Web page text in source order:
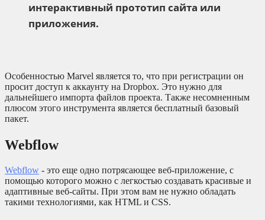
интерактивный прототип сайта или
приложения.
Особенностью Marvel является то, что при регистрации он
просит доступ к аккаунту на Dropbox. Это нужно для
дальнейшего импорта файлов проекта. Также несомненным
плюсом этого инструмента является бесплатный базовый
пакет.
Webflow
Webflow - это еще одно потрясающее веб-приложение, с
помощью которого можно с легкостью создавать красивые и
адаптивные веб-сайты. При этом вам не нужно обладать
такими технологиями, как HTML и CSS.